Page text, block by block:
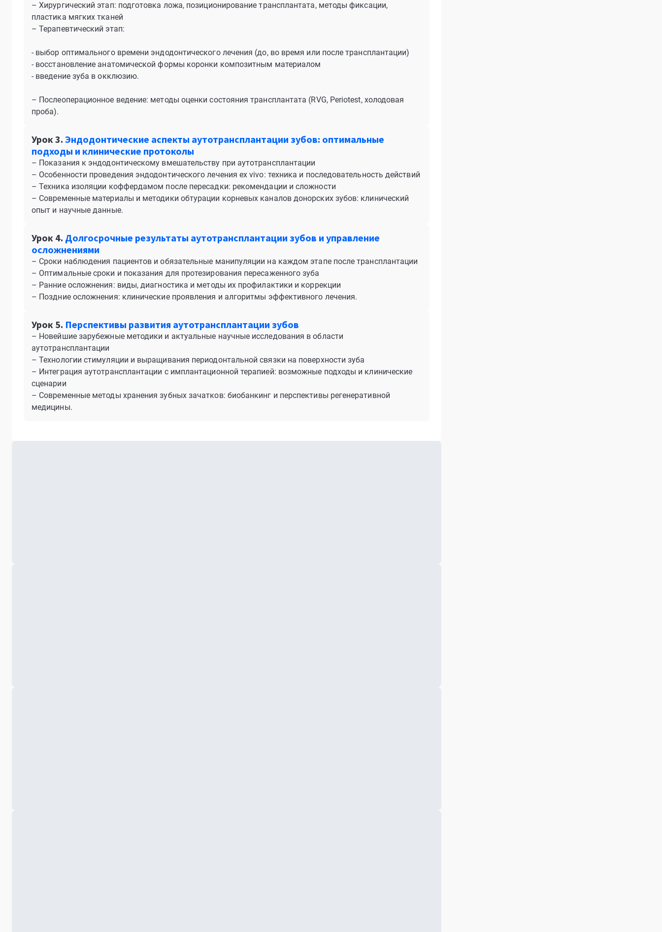
– Хирургический этап: подготовка ложа, позиционирование трансплантата, методы фиксации,
пластика мягких тканей
– Терапевтический этап:
- выбор оптимального времени эндодонтического лечения (до, во время или после трансплантации)
- восстановление анатомической формы коронки композитным материалом
- введение зуба в окклюзию.
– Послеоперационное ведение: методы оценки состояния трансплантата (RVG, Periotest, холодовая
проба).
Урок 3. Эндодонтические аспекты аутотрансплантации зубов: оптимальные
подходы и клинические протоколы
– Показания к эндодонтическому вмешательству при аутотрансплантации
– Особенности проведения эндодонтического лечения ex vivo: техника и последовательность действий
– Техника изоляции коффердамом после пересадки: рекомендации и сложности
– Современные материалы и методики обтурации корневых каналов донорских зубов: клинический
опыт и научные данные.
Урок 4. Долгосрочные результаты аутотрансплантации зубов и управление
осложнениями
– Сроки наблюдения пациентов и обязательные манипуляции на каждом этапе после трансплантации
– Оптимальные сроки и показания для протезирования пересаженного зуба
– Ранние осложнения: виды, диагностика и методы их профилактики и коррекции
– Поздние осложнения: клинические проявления и алгоритмы эффективного лечения.
Урок 5. Перспективы развития аутотрансплантации зубов
– Новейшие зарубежные методики и актуальные научные исследования в области
аутотрансплантации
– Технологии стимуляции и выращивания периодонтальной связки на поверхности зуба
– Интеграция аутотрансплантации с имплантационной терапией: возможные подходы и клинические
сценарии
– Современные методы хранения зубных зачатков: биобанкинг и перспективы регенеративной
медицины.